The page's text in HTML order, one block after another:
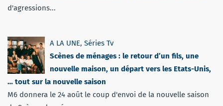
d'agressions...
A LA UNE, Séries Tv
Scènes de ménages : le retour d’un fils, une
nouvelle maison, un départ vers les Etats-Unis,
… tout sur la nouvelle saison
M6 donnera le 24 août le coup d'envoi de la nouvelle saison